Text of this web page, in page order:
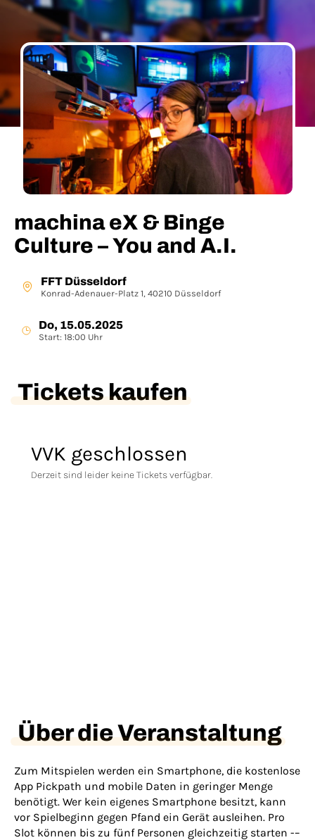
machina eX & Binge
Culture – You and A.I.
FFT Düsseldorf
Konrad-Adenauer-Platz 1, 40210 Düsseldorf
Do, 15.05.2025
Start: 18:00 Uhr
Tickets kaufen
VVK geschlossen
Derzeit sind leider keine Tickets verfügbar.
Über die Veranstaltung
Zum Mitspielen werden ein Smartphone, die kostenlose
App Pickpath und mobile Daten in geringer Menge
benötigt. Wer kein eigenes Smartphone besitzt, kann
vor Spielbeginn gegen Pfand ein Gerät ausleihen. Pro
Slot können bis zu fünf Personen gleichzeitig starten -–